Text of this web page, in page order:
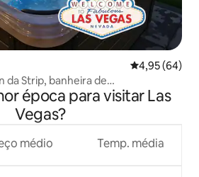
4,95 de uma
4,95 (64)
da Strip, banheira de
de jogos, 7 vagas
época para visitar Las
Vegas?
médio Temp. média